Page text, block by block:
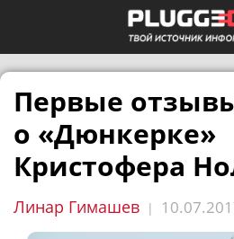
Первые
о «Дюнкерке»
Кристофера
Линар Гимашев |